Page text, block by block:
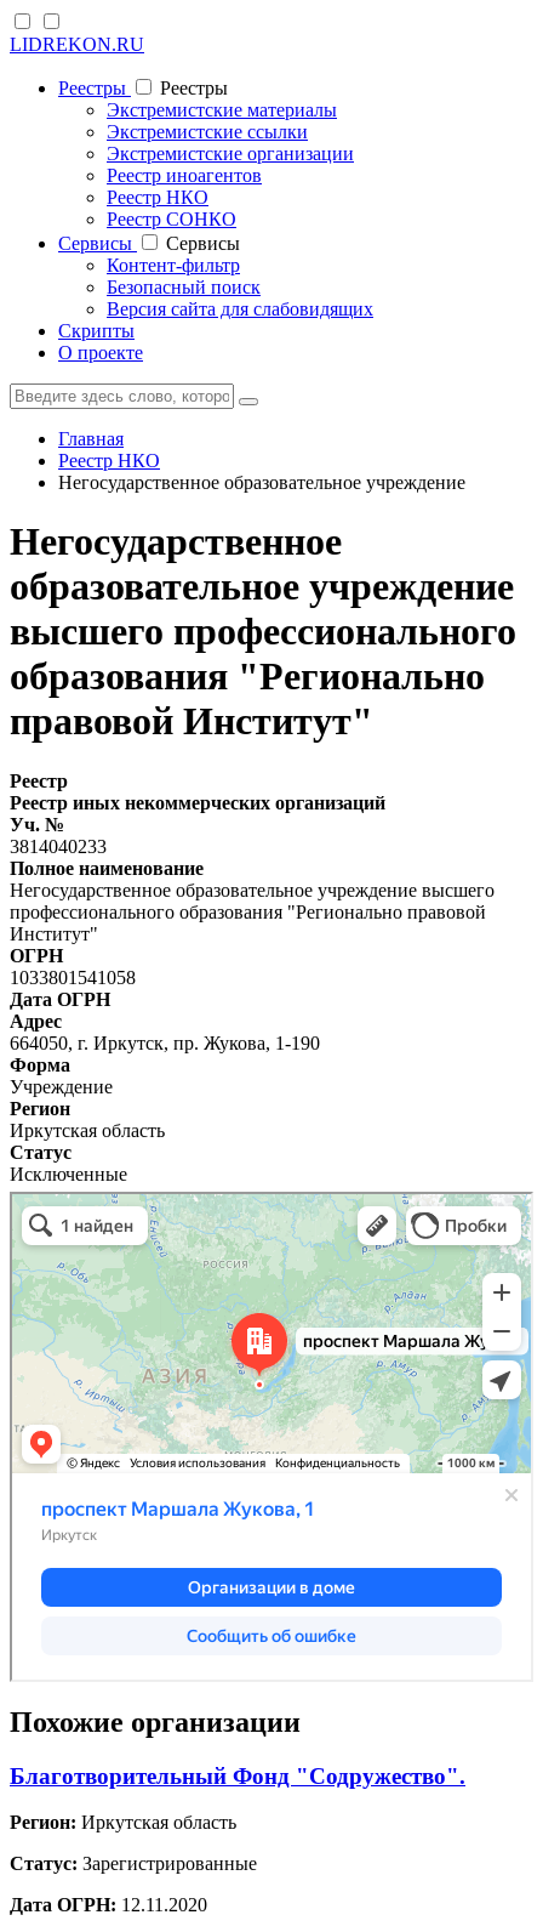
LIDREKON.RU
Реестры
Реестры
Экстремистские материалы
Экстремистские ссылки
Экстремистские организации
Реестр иноагентов
Реестр НКО
Реестр СОНКО
Cервисы
Cервисы
Контент-фильтр
Безопасный поиск
Версия сайта для слабовидящих
Скрипты
О проекте
Главная
Реестр НКО
Негосударственное образовательное учреждение
Негосударственное
образовательное учреждение
высшего профессионального
образования "Регионально
правовой Институт"
Реестр
Реестр иных некоммерческих организаций
Уч. №
3814040233
Полное наименование
Негосударственное образовательное учреждение высшего
профессионального образования "Регионально правовой
Институт"
ОГРН
1033801541058
Дата ОГРН
Адрес
664050, г. Иркутск, пр. Жукова, 1-190
Форма
Учреждение
Регион
Иркутская область
Статус
Исключенные
Похожие организации
Благотворительный Фонд "Содружество".
Регион: Иркутская область
Статус: Зарегистрированные
Дата ОГРН: 12.11.2020